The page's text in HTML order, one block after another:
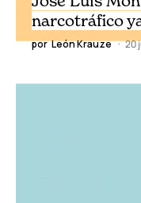
narcotráfico
por León Krauze 20